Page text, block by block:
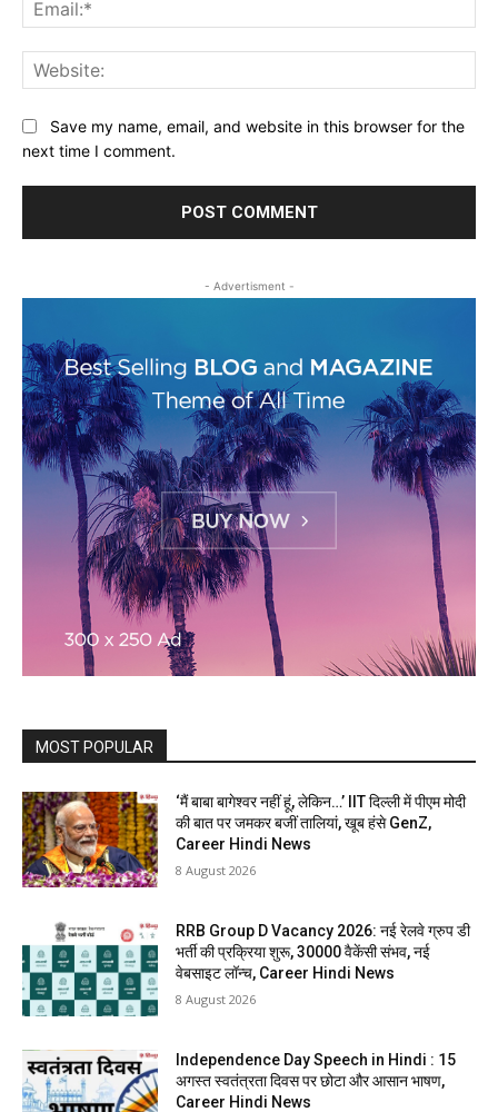
Save my name, email, and website in this browser for the
next time I comment.
- Advertisment -
MOST POPULAR
‘मैं बाबा बागेश्वर नहीं हूं, लेकिन…’ IIT दिल्ली में पीएम मोदी
की बात पर जमकर बजीं तालियां, खूब हंसे GenZ,
Career Hindi News
8 August 2026
RRB Group D Vacancy 2026: नई रेलवे ग्रुप डी
भर्ती की प्रक्रिया शुरू, 30000 वैकेंसी संभव, नई
वेबसाइट लॉन्च, Career Hindi News
8 August 2026
Independence Day Speech in Hindi : 15
अगस्त स्वतंत्रता दिवस पर छोटा और आसान भाषण,
Career Hindi News